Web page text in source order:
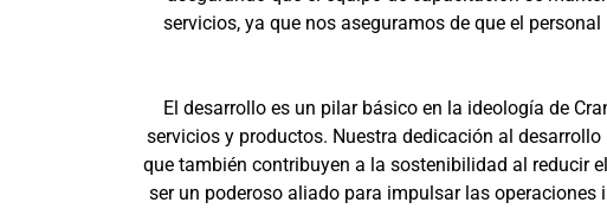
servicios, ya que nos aseguramos de que el
El desarrollo es un pilar básico en la ideología de
servicios y productos. Nuestra dedicación al
que también contribuyen a la sostenibilidad al reducir
ser un poderoso aliado para impulsar las